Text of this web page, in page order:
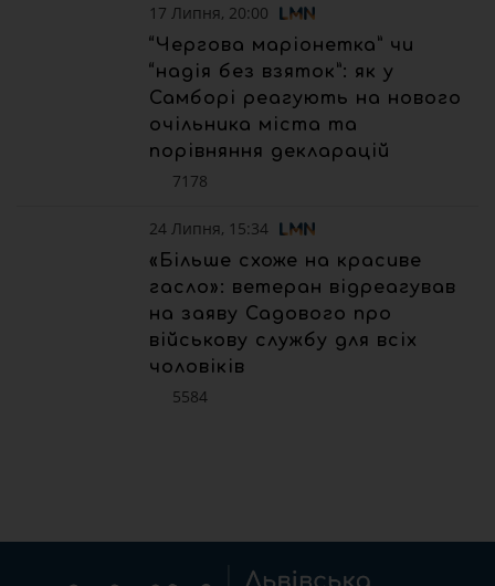
17 Липня, 20:00
“Чергова маріонетка” чи
“надія без взяток”: як у
Самборі реагують на нового
очільника міста та
порівняння декларацій
7178
24 Липня, 15:34
«Більше схоже на красиве
гасло»: ветеран відреагував
на заяву Садового про
військову службу для всіх
чоловіків
5584